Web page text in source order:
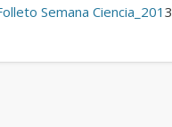
Semana Ciencia_2013